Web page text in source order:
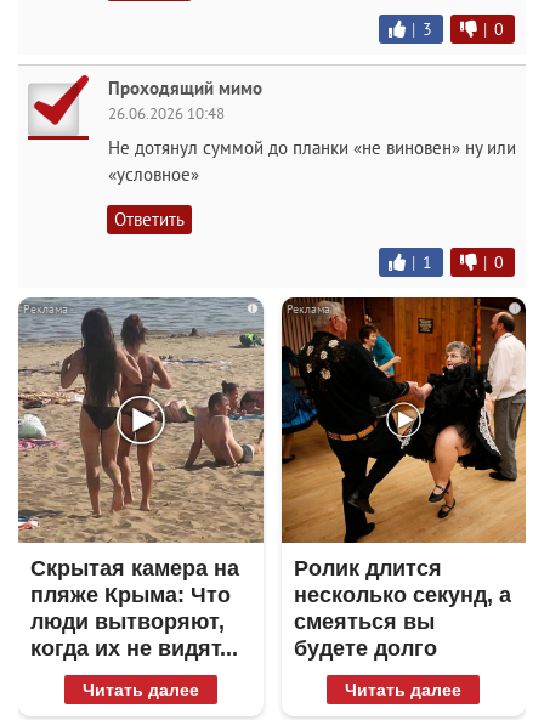
| 3 | 0
Проходящий мимо
26.06.2026 10:48
Не дотянул суммой до планки «не виновен» ну или
«условное»
Ответить
| 1 | 0
i
Скрытая камера на
пляже Крыма: Что
люди вытворяют,
когда их не видят...
Читать далее
i
Ролик длится
несколько секунд, а
смеяться вы
будете долго
Читать далее